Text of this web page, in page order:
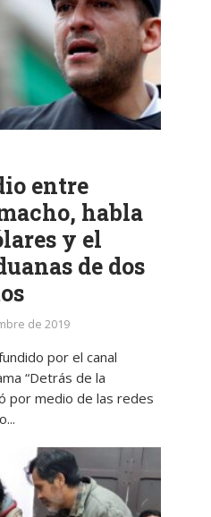
entre
habla
y el
de dos
de 2019
por el canal
“Detrás de la
por medio de las redes